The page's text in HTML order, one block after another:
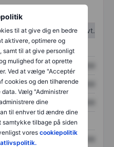
til at give dig en bedre
aktivere, optimere og
samt til at give personligt
mulighed for at oprette
Ved at vælge "Acceptér
cookies og den tilhørende
Vælg "Administrer
dine
til enhver tid ændre dine
tilbage på siden
vores cookiepolitik
1. kvt.
2. kvt.
XXXXXXX XXXXXXX
XXXXXXX XXXXXXX
XXXXXXX
XXXXXXX